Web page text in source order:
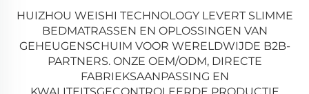
HUIZHOU WEISHI TECHNOLOGY LEVERT SLIMME
BEDMATRASSEN EN OPLOSSINGEN VAN
GEHEUGENSCHUIM VOOR WERELDWIJDE B2B-
PARTNERS. ONZE OEM/ODM, DIRECTE
FABRIEKSAANPASSING EN